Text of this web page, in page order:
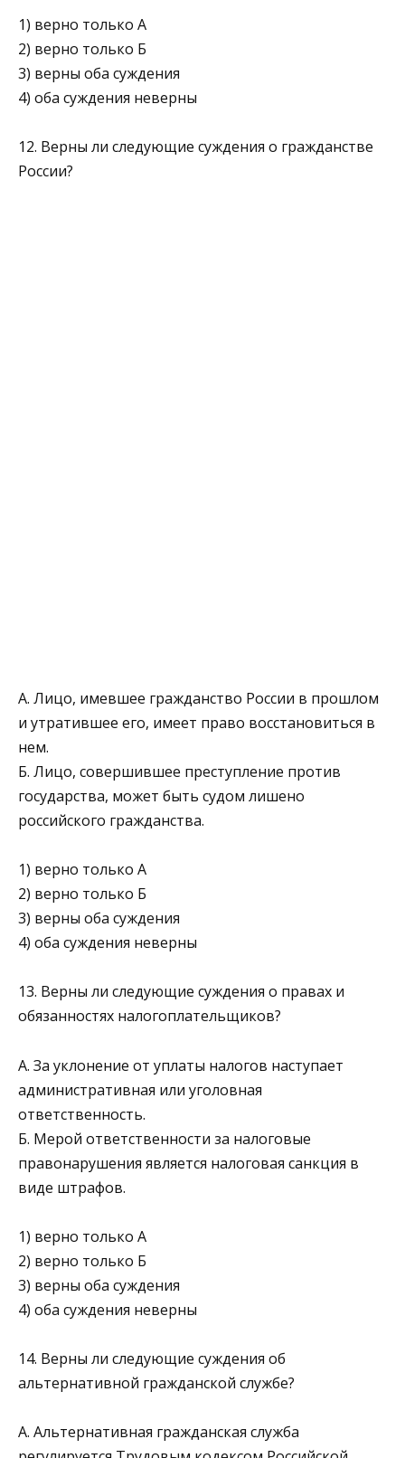
1) верно только А
2) верно только Б
3) верны оба суждения
4) оба суждения неверны
12. Верны ли следующие суждения о гражданстве
России?
А. Лицо, имевшее гражданство России в прошлом
и утра­тившее его, имеет право восстановиться в
нем.
Б. Лицо, совершившее преступление против
государства, может быть судом лишено
российского гражданства.
1) верно только А
2) верно только Б
3) верны оба суждения
4) оба суждения неверны
13. Верны ли следующие суждения о правах и
обязанностях на­логоплательщиков?
А. За уклонение от уплаты налогов наступает
администра­тивная или уголовная
ответственность.
Б. Мерой ответственности за налоговые
правонарушения является налоговая санкция в
виде штрафов.
1) верно только А
2) верно только Б
3) верны оба суждения
4) оба суждения неверны
14. Верны ли следующие суждения об
альтернативной гражданской службе?
А. Альтернативная гражданская служба